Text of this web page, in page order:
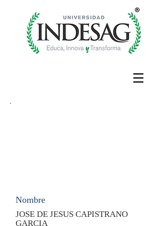
Nombre
JOSE DE JESUS CAPISTRANO
GARCIA